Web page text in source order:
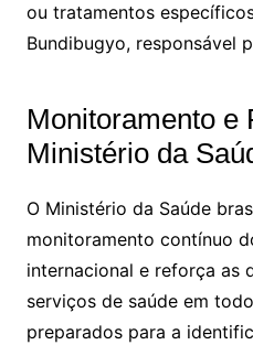
ou tratamentos
Bundibugyo, responsável
Monitoramento e
Ministério da
O Ministério da Saúde
monitoramento contínuo
internacional e reforça as
serviços de saúde em
preparados para a